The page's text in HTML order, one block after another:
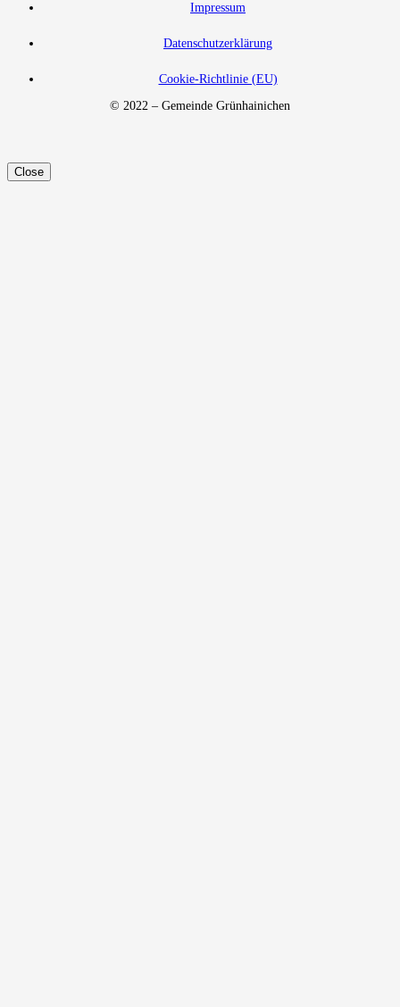
Impressum
Datenschutzerklärung
Cookie-Richtlinie (EU)
© 2022 – Gemeinde Grünhainichen
Close